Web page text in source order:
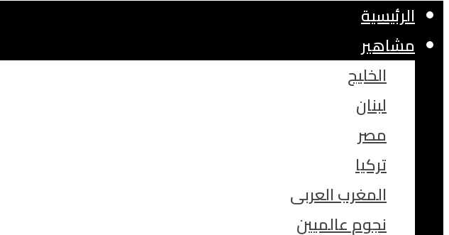
الرئيسية
مشاهير
الخليج
لبنان
مصر
تركيا
المغرب العربى
نجوم عالميين